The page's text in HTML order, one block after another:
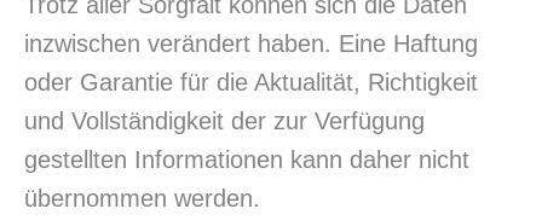
inzwischen verändert haben. Eine Haftung
oder Garantie für die Aktualität, Richtigkeit
und Vollständigkeit der zur Verfügung
gestellten Informationen kann daher nicht
übernommen werden.